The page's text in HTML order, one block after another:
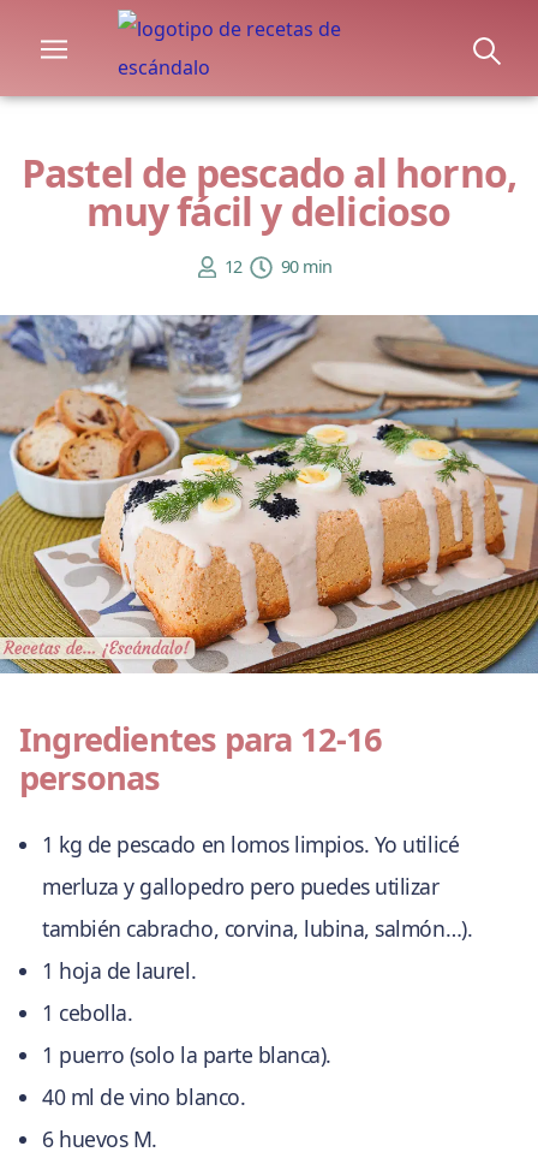
Pastel de pescado al horno,
muy fácil y delicioso
12 90 min
Ingredientes para 12-16
personas
1 kg de pescado en lomos limpios. Yo utilicé
merluza y gallopedro pero puedes utilizar
también cabracho, corvina, lubina, salmón…).
1 hoja de laurel.
1 cebolla.
1 puerro (solo la parte blanca).
40 ml de vino blanco.
6 huevos M.